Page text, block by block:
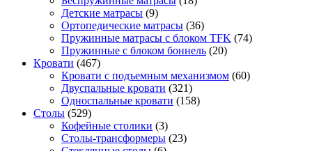
Детские матрасы (9)
Ортопедические матрасы (36)
Пружинные матрасы с блоком TFK (74)
Пружинные с блоком боннель (20)
Кровати (467)
Кровати с подъемным механизмом (60)
Двуспальные кровати (321)
Односпальные кровати (158)
Столы (529)
Кофейные столики (3)
Столы-трансформеры (23)